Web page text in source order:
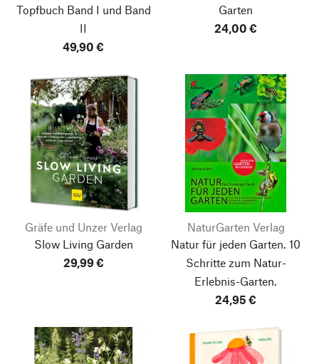
Topfbuch Band I und Band
II
49,90 €
Garten
24,00 €
Gräfe und Unzer Verlag
Slow Living Garden
29,99 €
NaturGarten Verlag
Natur für jeden Garten. 10
Schritte zum Natur-
Erlebnis-Garten.
24,95 €